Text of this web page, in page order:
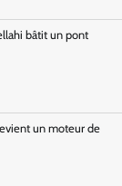
bâtit un pont
un moteur de